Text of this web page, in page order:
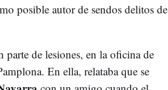
posible autor de sendos delitos de
de lesiones, en la oficina de
En ella, relataba que se